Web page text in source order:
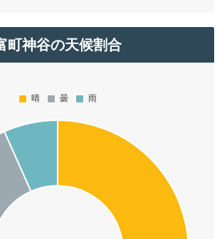
町神谷の天候割合